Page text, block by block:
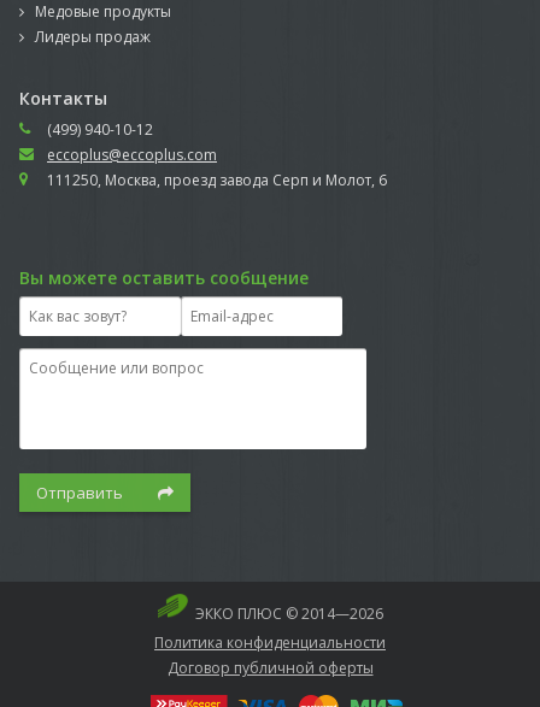
Медовые продукты
Лидеры продаж
Контакты
(499) 940-10-12
eccoplus@eccoplus.com
111250, Москва, проезд завода Серп и Молот, 6
Вы можете оставить сообщение
Отправить
ЭККО ПЛЮС © 2014—2026
Политика конфиденциальности
Договор публичной оферты